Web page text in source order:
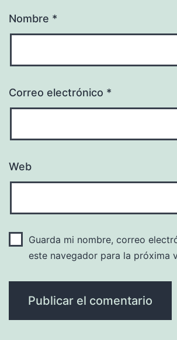
Nombre *
Correo electrónico *
Web
Guarda mi nombre, correo
este navegador para la próxima